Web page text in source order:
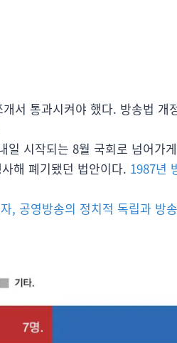
서 통과시켜야 했다. 방송법 개
일 시작되는 8월 국회로 넘어가
해 폐기됐던 법안이다. 1987년
, 공영방송의 정치적 독립과 방